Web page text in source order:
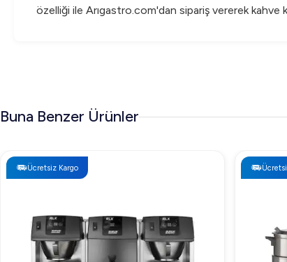
özelliği ile Arıgastro.com'dan sipariş vererek
Buna Benzer Ürünler
Ücretsiz Kargo